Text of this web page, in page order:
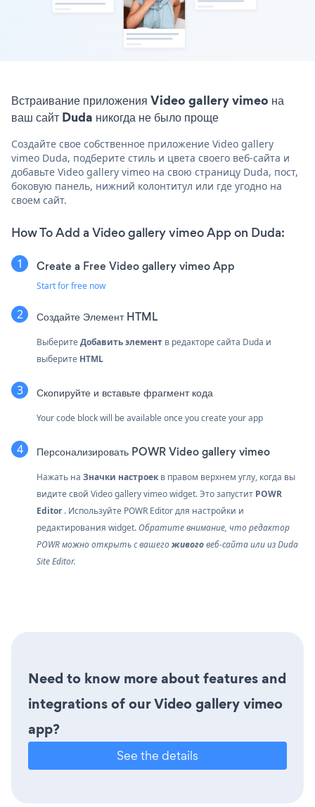
Встраивание приложения Video gallery vimeo на
ваш сайт Duda никогда не было проще
Создайте свое собственное приложение Video gallery
vimeo Duda, подберите стиль и цвета своего веб-сайта и
добавьте Video gallery vimeo на свою страницу Duda, пост,
боковую панель, нижний колонтитул или где угодно на
своем сайт.
How To Add a Video gallery vimeo App on Duda:
Create a Free Video gallery vimeo App
Start for free now
Создайте Элемент HTML
ВыберитеДобавить элемент в редакторе сайта Duda и
выберите HTML
Скопируйте и вставьте фрагмент кода
Your code block will be available once you create your app
Персонализировать POWR Video gallery vimeo
Нажать на Значки настроек в правом верхнем углу, когда вы
видите свой Video gallery vimeo widget. Это запустит POWR
Editor. Используйте POWR Editor для настройки и
редактирования widget. Обратите внимание, что редактор
POWR можно открыть с вашегоживоговеб-сайта или из Duda
Site Editor.
Need to know more about features and
integrations of our Video gallery vimeo
app?
See the details